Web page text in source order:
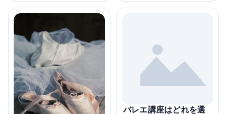
バレエ講座はどれを選